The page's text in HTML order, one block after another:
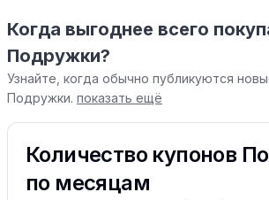
Когда выгоднее всего
Подружки?
Узнайте, когда обычно публикуются
Подружки. показать ещё
Количество купонов
по месяцам